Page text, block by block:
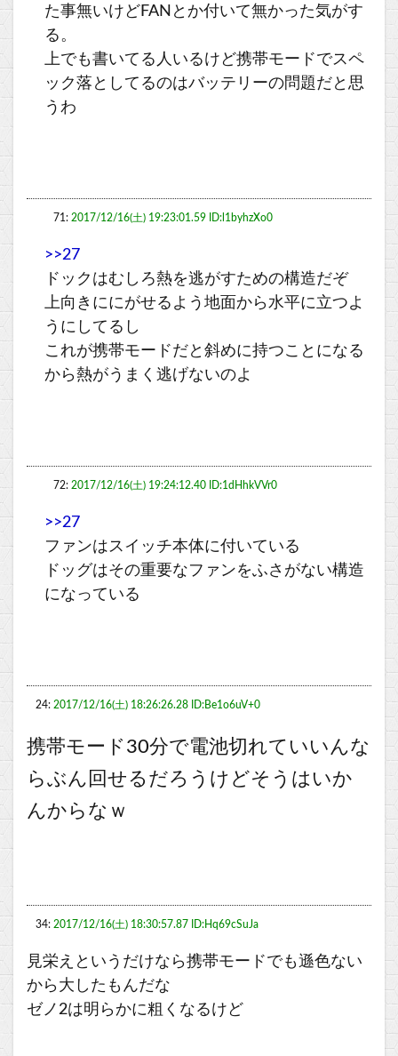
た事無いけどFANとか付いて無かった気がす
る。
上でも書いてる人いるけど携帯モードでスペ
ック落としてるのはバッテリーの問題だと思
うわ
71: 2017/12/16(土) 19:23:01.59 ID:l1byhzXo0
>>27
ドックはむしろ熱を逃がすための構造だぞ
上向きににがせるよう地面から水平に立つよ
うにしてるし
これが携帯モードだと斜めに持つことになる
から熱がうまく逃げないのよ
72: 2017/12/16(土) 19:24:12.40 ID:1dHhkVVr0
>>27
ファンはスイッチ本体に付いている
ドッグはその重要なファンをふさがない構造
になっている
24: 2017/12/16(土) 18:26:26.28 ID:Be1o6uV+0
携帯モード30分で電池切れていいんな
らぶん回せるだろうけどそうはいか
んからなｗ
34: 2017/12/16(土) 18:30:57.87 ID:Hq69cSuJa
見栄えというだけなら携帯モードでも遜色ない
から大したもんだな
ゼノ2は明らかに粗くなるけど